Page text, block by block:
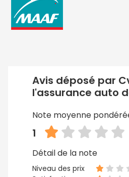
Avis déposé par
l'assurance auto
Note moyenne
1
Détail de la note
Niveau des prix